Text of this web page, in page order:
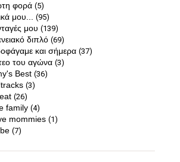
φορά (5)
μου... (95)
μου (139)
διπλό (69)
και σήμερα (37)
του αγώνα (3)
Best (36)
(3)
(26)
family (4)
mommies (1)
(7)